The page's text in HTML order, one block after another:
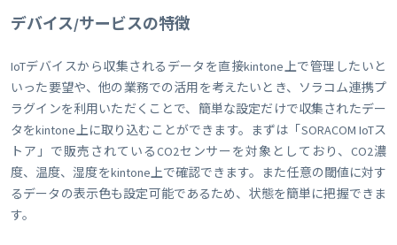
デバイス/サービスの特徴
IoTデバイスから収集されるデータを直接kintone上で管理したいと
いった要望や、他の業務での活用を考えたいとき、ソラコム連携プ
ラグインを利用いただくことで、簡単な設定だけで収集されたデー
タをkintone上に取り込むことができます。まずは「SORACOM IoTス
トア」で販売されているCO2センサーを対象としており、CO2濃
度、温度、湿度をkintone上で確認できます。また任意の閾値に対す
るデータの表示色も設定可能であるため、状態を簡単に把握できま
す。